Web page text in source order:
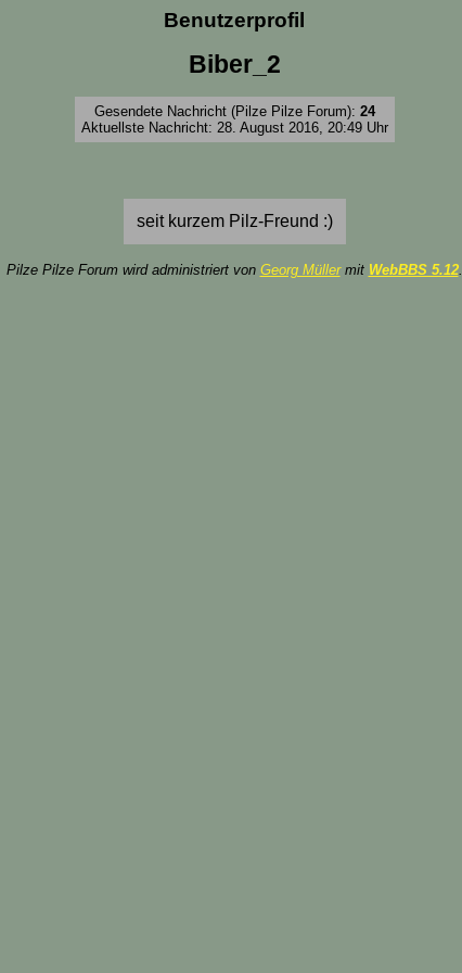
Benutzerprofil
Biber_2
Gesendete Nachricht (Pilze Pilze Forum): 24
Aktuellste Nachricht: 28. August 2016, 20:49 Uhr
seit kurzem Pilz-Freund :)
Pilze Pilze Forum wird administriert von Georg Müllermit WebBBS 5.12.